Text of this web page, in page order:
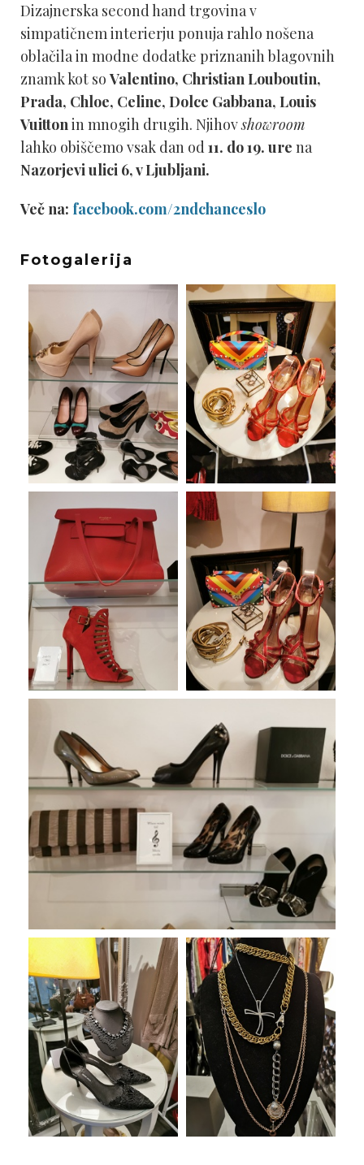
Dizajnerska second hand trgovina v
simpatičnem interierju ponuja rahlo nošena
oblačila in modne dodatke priznanih blagovnih
znamk kot soValentino, Christian Louboutin,
Prada, Chloe, Celine, Dolce Gabbana, Louis
Vuittonin mnogih drugih. Njihovshowroom
lahko obiščemo vsak dan od11. do 19. ure na
Nazorjevi ulici 6, v Ljubljani.
Več na: facebook.com/2ndchanceslo
Fotogalerija